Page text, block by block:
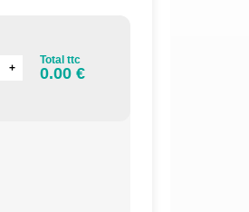
Total ttc
0.00 €